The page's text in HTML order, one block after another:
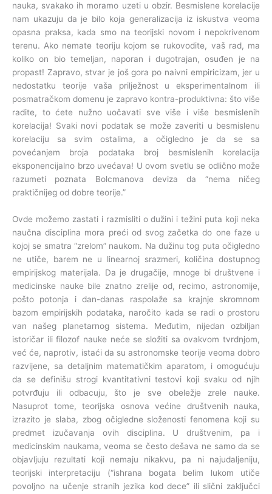
nauka, svakako ih moramo uzeti u obzir. Besmislene korelacije
nam ukazuju da je bilo koja generalizacija iz iskustva veoma
opasna praksa, kada smo na teorijski novom i nepokrivenom
terenu. Ako nemate teoriju kojom se rukovodite, vaš rad, ma
koliko on bio temeljan, naporan i dugotrajan, osuđen je na
propast! Zapravo, stvar je još gora po naivni empiricizam, jer u
nedostatku teorije vaša prilježnost u eksperimentalnom ili
posmatračkom domenu je zapravo kontra-produktivna: što više
radite, to ćete nužno uočavati sve više i više besmislenih
korelacija! Svaki novi podatak se može zaveriti u besmislenu
korelaciju sa svim ostalima, a očigledno je da se sa
povećanjem broja podataka broj besmislenih korelacija
eksponencijalno brzo uvećava! U ovom svetlu se odlično može
razumeti poznata Bolcmanova deviza da “nema ničeg
praktičnijeg od dobre teorije.”
Ovde možemo zastati i razmisliti o dužini i težini puta koji neka
naučna disciplina mora preći od svog začetka do one faze u
kojoj se smatra “zrelom” naukom. Na dužinu tog puta očigledno
ne utiče, barem ne u linearnoj srazmeri, količina dostupnog
empirijskog materijala. Da je drugačije, mnoge bi društvene i
medicinske nauke bile znatno zrelije od, recimo, astronomije,
pošto potonja i dan-danas raspolaže sa krajnje skromnom
bazom empirijskih podataka, naročito kada se radi o prostoru
van našeg planetarnog sistema. Međutim, nijedan ozbiljan
istoričar ili filozof nauke neće se složiti sa ovakvom tvrdnjom,
već će, naprotiv, istaći da su astronomske teorije veoma dobro
razvijene, sa detaljnim matematičkim aparatom, i omogućuju
da se definišu strogi kvantitativni testovi koji svaku od njih
potvrđuju ili odbacuju, što je sve obeležje zrele nauke.
Nasuprot tome, teorijska osnova većine društvenih nauka,
izrazito je slaba, zbog očigledne složenosti fenomena koji su
predmet izučavanja ovih disciplina. U društvenim, pa i
medicinskim naukama, veoma se često dešava ne samo da se
objavljuju rezultati koji nemaju nikakvu, pa ni najudaljeniju,
teorijski interpretaciju (“ishrana bogata belim lukom utiče
povoljno na učenje stranih jezika kod dece” ili slični zaključci